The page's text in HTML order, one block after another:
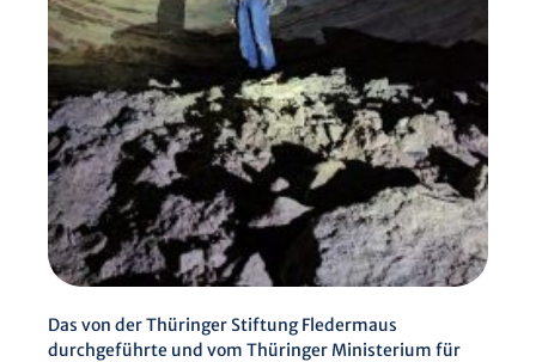
Das von der Thüringer Stiftung Fledermaus
durchgeführte und vom Thüringer Ministerium für